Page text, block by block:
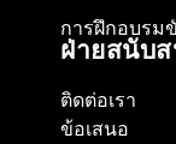
การฝึกอบรม
ฝ่ายสนับ
ติดต่อเรา
ข้อเสนอ